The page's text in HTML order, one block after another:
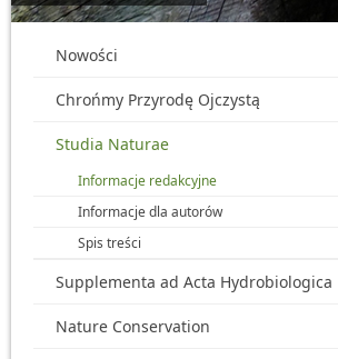
Nowości
Chrońmy Przyrodę Ojczystą
Studia Naturae
Informacje redakcyjne
Informacje dla autorów
Spis treści
Supplementa ad Acta Hydrobiologica
Nature Conservation